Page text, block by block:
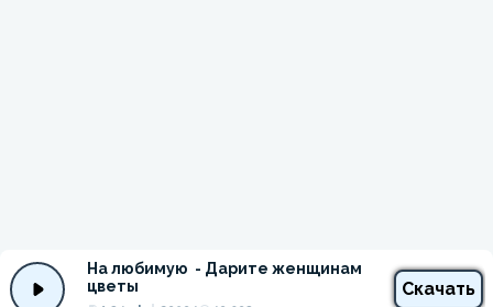
На любимую  - Дарите женщинам
цветы
Скачать